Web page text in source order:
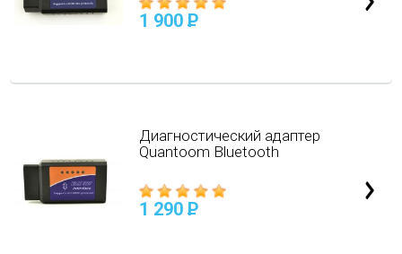
1 900 P
Диагностический адаптер
Quantoom Bluetooth
1 290 P